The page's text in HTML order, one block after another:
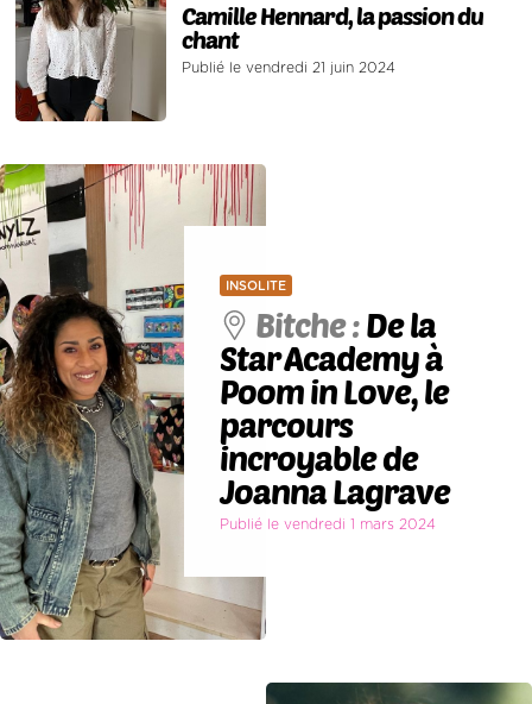
Camille Hennard, la passion du
chant
Publié le vendredi 21 juin 2024
INSOLITE
Bitche :De la
Star Academy à
Poom in Love, le
parcours
incroyable de
Joanna Lagrave
Publié le vendredi 1 mars 2024